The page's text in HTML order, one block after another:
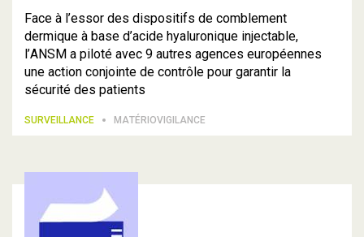
Face à l’essor des dispositifs de comblement
dermique à base d’acide hyaluronique injectable,
l’ANSM a piloté avec 9 autres agences européennes
une action conjointe de contrôle pour garantir la
sécurité des patients
SURVEILLANCE MATÉRIOVIGILANCE